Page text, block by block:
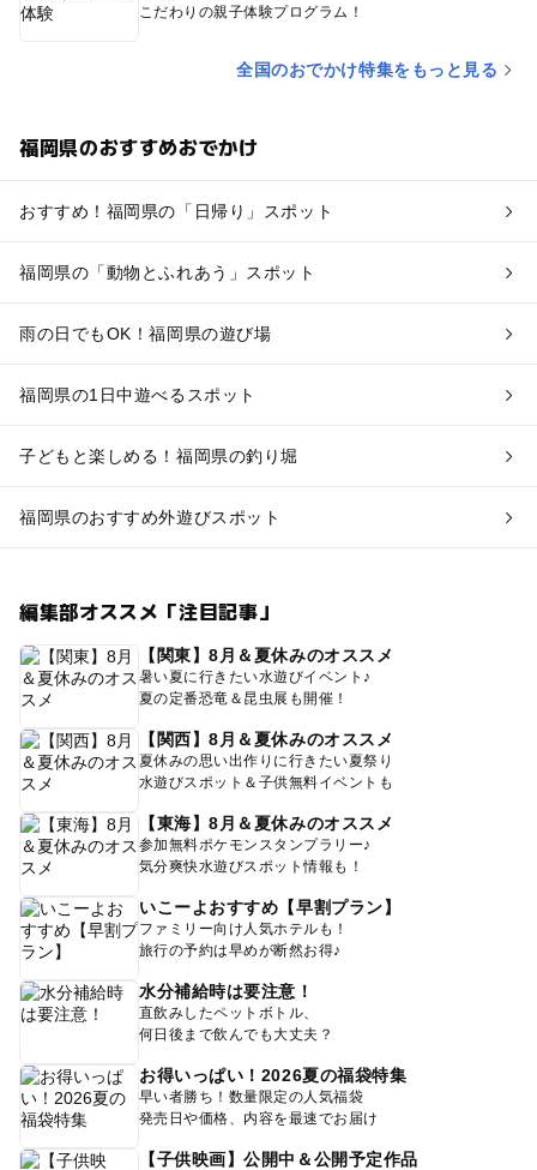
こだわりの親子体験プログラム！
全国のおでかけ特集をもっと見る
福岡県のおすすめおでかけ
おすすめ！福岡県の「日帰り」スポット
福岡県の「動物とふれあう」スポット
雨の日でもOK！福岡県の遊び場
福岡県の1日中遊べるスポット
子どもと楽しめる！福岡県の釣り堀
福岡県のおすすめ外遊びスポット
編集部オススメ「注目記事」
【関東】8月＆夏休みのオススメ
暑い夏に行きたい水遊びイベント♪
夏の定番恐竜＆昆虫展も開催！
【関西】8月＆夏休みのオススメ
夏休みの思い出作りに行きたい夏祭り
水遊びスポット＆子供無料イベントも
【東海】8月＆夏休みのオススメ
参加無料ポケモンスタンプラリー♪
気分爽快水遊びスポット情報も！
いこーよおすすめ【早割プラン】
ファミリー向け人気ホテルも！
旅行の予約は早めが断然お得♪
水分補給時は要注意！
直飲みしたペットボトル、
何日後まで飲んでも大丈夫？
お得いっぱい！2026夏の福袋特集
早い者勝ち！数量限定の人気福袋
発売日や価格、内容を最速でお届け
【子供映画】公開中＆公開予定作品